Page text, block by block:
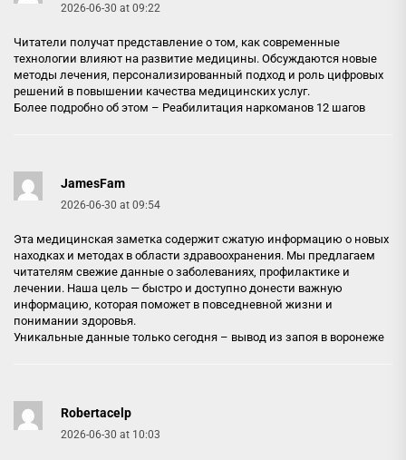
2026-06-30 at 09:22
Читатели получат представление о том, как современные
технологии влияют на развитие медицины. Обсуждаются новые
методы лечения, персонализированный подход и роль цифровых
решений в повышении качества медицинских услуг.
Более подробно об этом – Реабилитация наркоманов 12 шагов
JamesFam
2026-06-30 at 09:54
Эта медицинская заметка содержит сжатую информацию о новых
находках и методах в области здравоохранения. Мы предлагаем
читателям свежие данные о заболеваниях, профилактике и
лечении. Наша цель — быстро и доступно донести важную
информацию, которая поможет в повседневной жизни и
понимании здоровья.
Уникальные данные только сегодня – вывод из запоя в воронеже
Robertacelp
2026-06-30 at 10:03